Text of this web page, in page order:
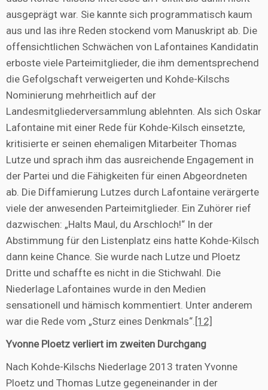
ausgeprägt war. Sie kannte sich programmatisch kaum
aus und las ihre Reden stockend vom Manuskript ab. Die
offensichtlichen Schwächen von Lafontaines Kandidatin
erboste viele Parteimitglieder, die ihm dementsprechend
die Gefolgschaft verweigerten und Kohde-Kilschs
Nominierung mehrheitlich auf der
Landesmitgliederversammlung ablehnten. Als sich Oskar
Lafontaine mit einer Rede für Kohde-Kilsch einsetzte,
kritisierte er seinen ehemaligen Mitarbeiter Thomas
Lutze und sprach ihm das ausreichende Engagement in
der Partei und die Fähigkeiten für einen Abgeordneten
ab. Die Diffamierung Lutzes durch Lafontaine verärgerte
viele der anwesenden Parteimitglieder. Ein Zuhörer rief
dazwischen: „Halts Maul, du Arschloch!“ In der
Abstimmung für den Listenplatz eins hatte Kohde-Kilsch
dann keine Chance. Sie wurde nach Lutze und Ploetz
Dritte und schaffte es nicht in die Stichwahl. Die
Niederlage Lafontaines wurde in den Medien
sensationell und hämisch kommentiert. Unter anderem
war die Rede vom „Sturz eines Denkmals“. [12]
Yvonne Ploetz verliert im zweiten Durchgang
Nach Kohde-Kilschs Niederlage 2013 traten Yvonne
Ploetz und Thomas Lutze gegeneinander in der